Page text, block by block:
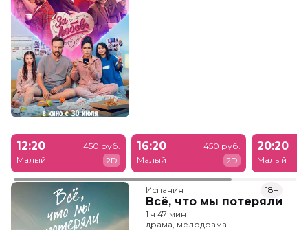
12:20
Малый
450 руб.
2D
16:20
Малый
450 руб.
2D
20:20
Малый
Испания
Всё, что мы потеряли
18+
1 ч 47 мин
драма, мелодрама